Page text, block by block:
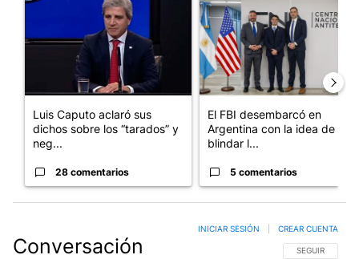
Luis Caputo aclaró sus
dichos sobre los “tarados” y
neg...
28 comentarios
El FBI desembarcó en
Argentina con la idea de
blindar l...
5 comentarios
Conversación SIGA ESTA
SEGUIR
INICIAR SESIÓN CREAR CUENTA